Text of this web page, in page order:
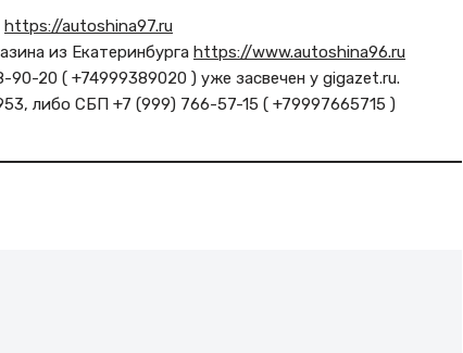
https://autoshina97.ru
из Екатеринбурга https://www.autoshina96.ru
20 ( +74999389020 ) уже засвечен у gigazet.ru.
либо СБП +7 (999) 766-57-15 ( +79997665715 )